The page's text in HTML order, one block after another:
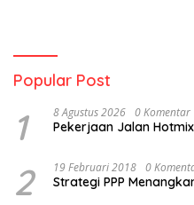
Popular Post
1 8 Agustus 2026 0 Komentar
Pekerjaan Jalan Hotmix
2 19 Februari 2018 0
Strategi PPP